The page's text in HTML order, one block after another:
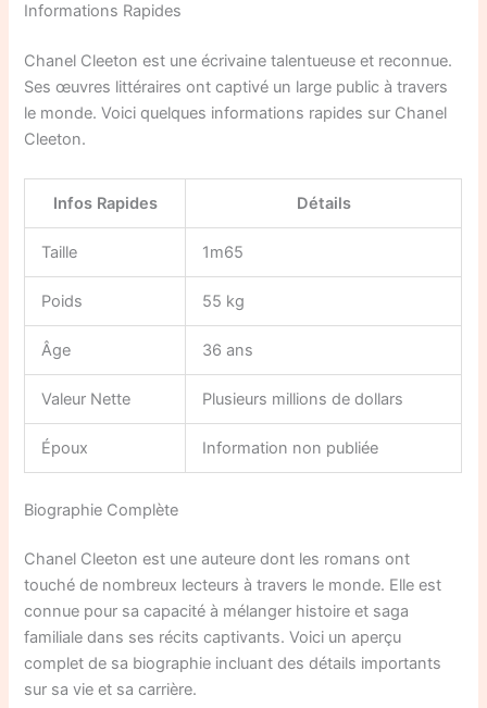
Informations Rapides
Chanel Cleeton est une écrivaine talentueuse et reconnue.
Ses œuvres littéraires ont captivé un large public à travers
le monde. Voici quelques informations rapides sur Chanel
Cleeton.
Infos Rapides Détails
Taille 1m65
Poids 55 kg
Âge 36 ans
Valeur Nette Plusieurs millions de dollars
Époux Information non publiée
Biographie Complète
Chanel Cleeton est une auteure dont les romans ont
touché de nombreux lecteurs à travers le monde. Elle est
connue pour sa capacité à mélanger histoire et saga
familiale dans ses récits captivants. Voici un aperçu
complet de sa biographie incluant des détails importants
sur sa vie et sa carrière.